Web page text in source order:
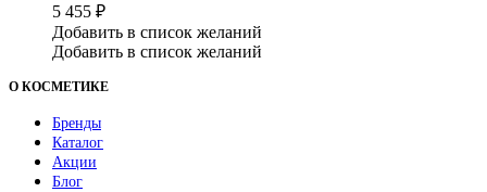
5 455 ₽
Добавить в список желаний
Добавить в список желаний
О КОСМЕТИКЕ
Бренды
Каталог
Акции
Блог